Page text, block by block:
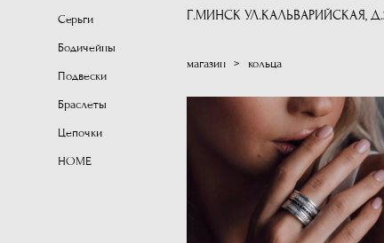
Серьги
Бодичейны
Подвески
Браслеты
Цепочки
HOME
Г.МИНСК УЛ.КАЛЬВАРИЙСКАЯ,
магазин > кольца